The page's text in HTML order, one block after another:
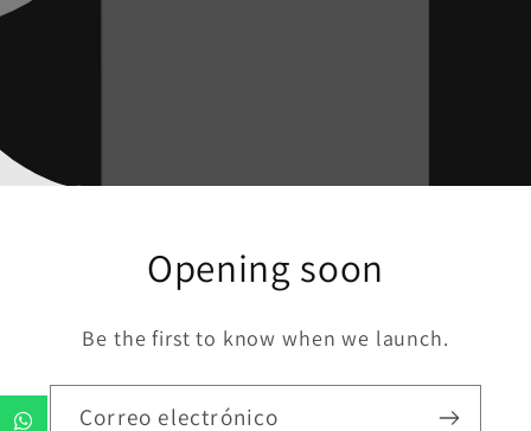
Opening soon
Be the first to know when we launch.
Correo electrónico